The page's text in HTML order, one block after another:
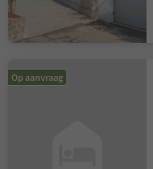
Op aanvraag